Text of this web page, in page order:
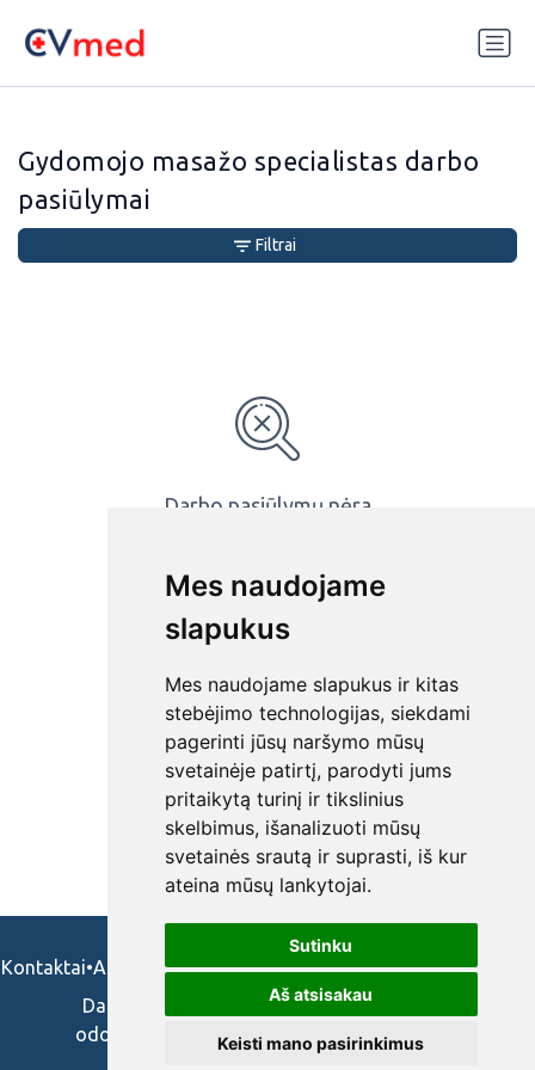
Mes naudojame
slapukus
Mes naudojame slapukus ir kitas
stebėjimo technologijas, siekdami
pagerinti jūsų naršymo mūsų
svetainėje patirtį, parodyti jums
pritaikytą turinį ir tikslinius
skelbimus, išanalizuoti mūsų
svetainės srautą ir suprasti, iš kur
ateina mūsų lankytojai.
Sutinku
Aš atsisakau
Keisti mano pasirinkimus
Gydomojo masažo specialistas darbo
pasiūlymai
Darbo pasiūlymų nėra
Filtrai
Kontaktai•Apie mus•Naudojimosi taisykės•Privatumo politika
Darbo skelbimai ir pasiūlymai: gydytojams,
odontologams, slaugytojams, veterinarams,